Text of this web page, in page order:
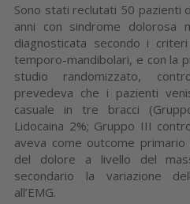
Sono stati reclutati 50 pazienti
anni con sindrome dolorosa
diagnosticata secondo i
temporo-mandibolari, e con la
studio randomizzato,
prevedeva che i pazienti
casuale in tre bracci
Lidocaina 2%; Gruppo III
aveva come outcome primario
del dolore a livello del
secondario la variazione
all’EMG.